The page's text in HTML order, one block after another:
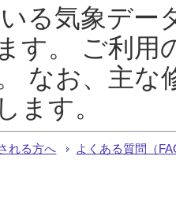
る気象デー
す。 ご利用
なお、主な
ます。
れる方へ よくある質問（